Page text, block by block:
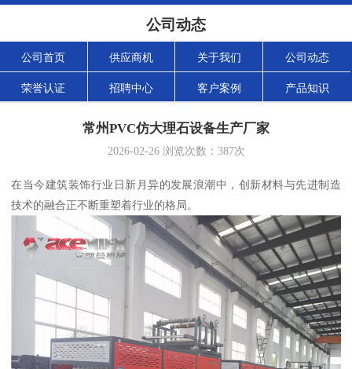
公司动态
公司首页 供应商机 关于我们 公司动态
荣誉认证 招聘中心 客户案例 产品知识
常州PVC仿大理石设备生产厂家
2026-02-26浏览次数： 387次
在当今建筑装饰行业日新月异的发展浪潮中，创新材料与先进制造
技术的融合正不断重塑着行业的格局。